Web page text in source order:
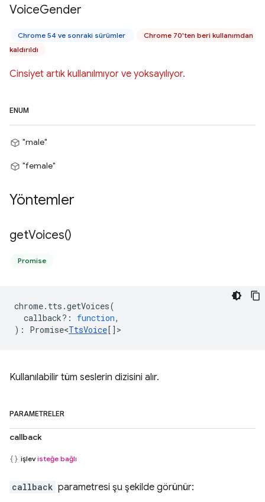
VoiceGender
Chrome 54 ve sonraki sürümler
Chrome 70'ten beri kullanımdan
kaldırıldı
Cinsiyet artık kullanılmıyor ve yoksayılıyor.
ENUM
"male"
"female"
Yöntemler
getVoices()
Promise
chrome. tts .getVoices(
callback? : function,
) : Promise<TtsVoice[] >
Kullanılabilir tüm seslerin dizisini alır.
PARAMETRELER
callback
işlevisteğe bağlı
callback parametresi şu şekilde görünür: